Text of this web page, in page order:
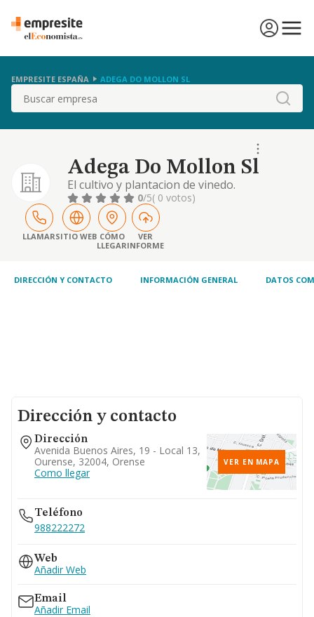
EMPRESITE ESPAÑA ADEGA DO MOLLON SL
Buscar
Adega Do Mollon Sl
El cultivo y plantacion de vinedo.
arrendamiento de tierras y vinedo.
elaboracion, crianza y comercializacion de
vinos y de otros productos derivados de la
uva. destilacion de vinos y orujos
fermentados. la compra, tenen
0/5( 0 votos)
LLAMARSITIO WEB CÓMO
LLEGAR
VER
INFORME
DIRECCIÓN Y CONTACTO INFORMACIÓN GENERAL DATOS
Dirección y contacto
Dirección
Avenida Buenos Aires, 19 - Local 13,
Ourense, 32004, Orense
Como llegar
VER EN MAPA
Teléfono
988222272
Web
Añadir Web
Email
Añadir Email